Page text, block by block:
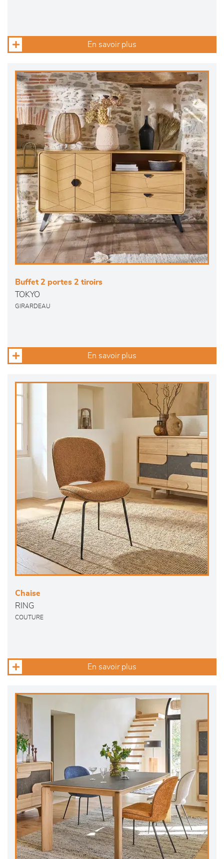
En savoir plus
Buffet 2 portes 2 tiroirs
TOKYO
GIRARDEAU
En savoir plus
Chaise
RING
COUTURE
En savoir plus